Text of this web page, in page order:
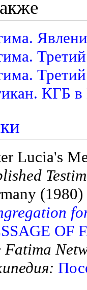
КГБ в
Lucia's
(1980)
OF
Fatima